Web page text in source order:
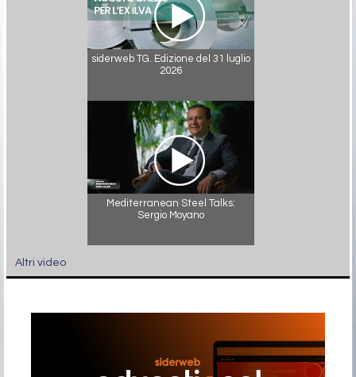
siderweb TG. Edizione del 31 luglio
2026
Mediterranean Steel Talks:
Sergio Moyano
Altri video